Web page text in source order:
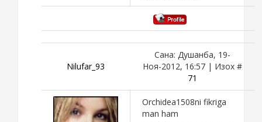
Nilufar_93
Сана: Душанба, 19-
Ноя-2012, 16:57 | Изох #
71
Orchidea1508ni fikriga
man ham